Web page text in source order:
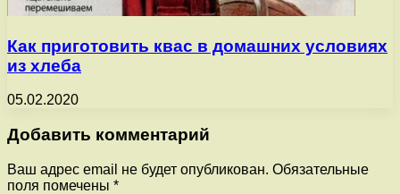
Как приготовить квас в домашних условиях
из хлеба
05.02.2020
Добавить комментарий
Ваш адрес email не будет опубликован. Обязательные
поля помечены *